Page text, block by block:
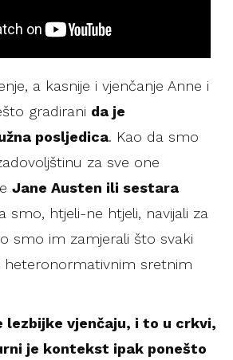
a kasnije i vjenčanje Anne i
gradirani da je
posljedica. Kao da smo
za sve one
Jane Austen ili sestara
smo, htjeli-ne htjeli, navijali za
smo im zamjerali što svaki
heteronormativnim sretnim
lezbijke vjenčaju, i to u crkvi,
je kontekst ipak ponešto